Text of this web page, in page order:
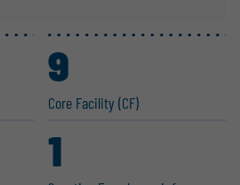
Core Facility (CF)
9
1